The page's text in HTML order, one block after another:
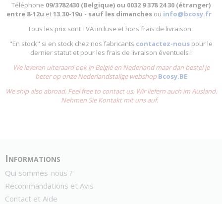
Téléphone 09/3782430 (Belgique) ou 0032 9 378 24 30 (étranger)
entre 8-12u et13.30-19u - sauf les dimanchesou info@bcosy.fr
Tous les prix sont TVA incluse et hors frais de livraison.
"En stock" si en stock chez nos fabricants contactez-nous pour le
dernier statut et pour les frais de livraison éventuels !
We leveren uiteraard ook in België en Nederland maar dan bestel je
beter op onze Nederlandstalige webshopBcosy.BE
We ship also abroad. Feel free to contact us. Wir liefern auch im Ausland.
Nehmen Sie Kontakt mit uns auf.
Informations
Qui sommes-nous ?
Recommandations et Avis
Contact et Aide